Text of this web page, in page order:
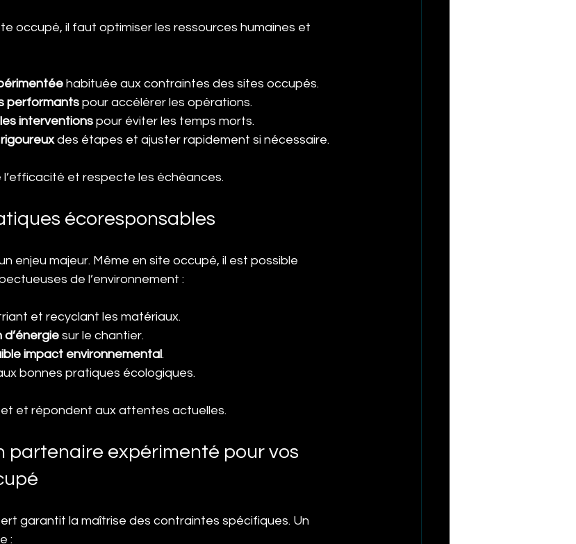
occupé, il faut optimiser les ressources humaines et
habituée aux contraintes des sites occupés.
performants pour accélérer les opérations.
interventions pour éviter les temps morts.
des étapes et ajuster rapidement si nécessaire.
et respecte les échéances.
écoresponsables
enjeu majeur. Même en site occupé, il est possible
de l’environnement :
et recyclant les matériaux.
d’énergie sur le chantier.
impact environnemental.
bonnes pratiques écologiques.
et répondent aux attentes actuelles.
partenaire expérimenté pour vos
garantit la maîtrise des contraintes spécifiques. Un
: